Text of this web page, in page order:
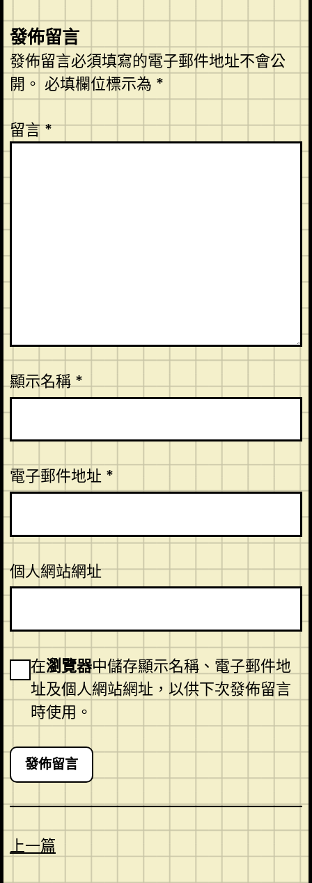
發佈留言
發佈留言必須填寫的電子郵件地址不會公
開。 必填欄位標示為 *
留言*
顯示名稱*
電子郵件地址 *
個人網站網址
在瀏覽器中儲存顯示名稱、電子郵件地
址及個人網站網址，以供下次發佈留言
時使用。
上一篇